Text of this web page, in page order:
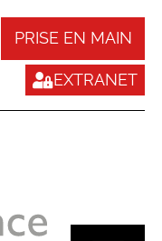
PRISE EN MAIN
EXTRANET